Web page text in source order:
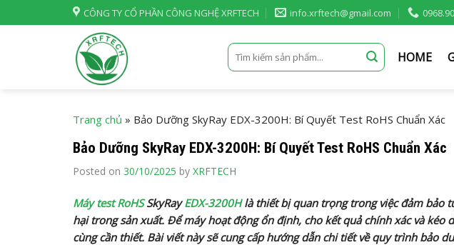
to
CÔNG TY CỔ PHẦN CÔNG NGHỆ XRFTECH info.xrftech@gmail.com
Tìm
kiếm:
HOME
Trang chủ » Bảo Dưỡng SkyRay EDX-3200H: Bí Quyết Test RoHS Chuẩn Xác
Bảo Dưỡng SkyRay EDX-3200H: Bí Quyết Test RoHS Chuẩn Xác
Posted on 30/10/2025 by XRFTECH
Máy test RoHSSkyRayEDX-3200Hlà thiết bị quan trọng trong việc đảm bảo
hại trong sản xuất. Để máy hoạt động ổn định, cho kết quả chính xác và kéo
cùng cần thiết. Bài viết này sẽ cung cấp hướng dẫn chi tiết về quy trình bảo